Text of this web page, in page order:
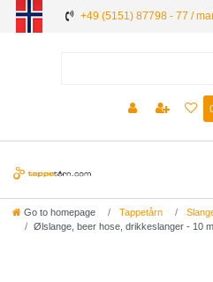
+49 (5151) 87798 - 77 /
Go to homepage Tappetårn
Ølslange, beer hose, drikkeslanger - 10